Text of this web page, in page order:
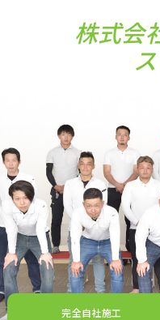
株式会
完全自社施工